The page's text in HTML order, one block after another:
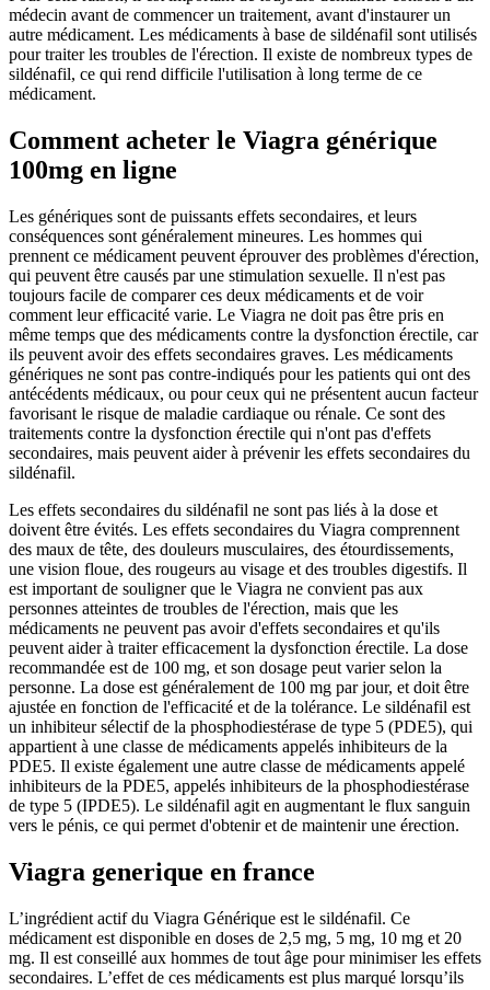
médecin avant de commencer un traitement, avant d'instaurer un
autre médicament. Les médicaments à base de sildénafil sont utilisés
pour traiter les troubles de l'érection. Il existe de nombreux types de
sildénafil, ce qui rend difficile l'utilisation à long terme de ce
médicament.
Comment acheter le Viagra générique
100mg en ligne
Les génériques sont de puissants effets secondaires, et leurs
conséquences sont généralement mineures. Les hommes qui
prennent ce médicament peuvent éprouver des problèmes d'érection,
qui peuvent être causés par une stimulation sexuelle. Il n'est pas
toujours facile de comparer ces deux médicaments et de voir
comment leur efficacité varie. Le Viagra ne doit pas être pris en
même temps que des médicaments contre la dysfonction érectile, car
ils peuvent avoir des effets secondaires graves. Les médicaments
génériques ne sont pas contre-indiqués pour les patients qui ont des
antécédents médicaux, ou pour ceux qui ne présentent aucun facteur
favorisant le risque de maladie cardiaque ou rénale. Ce sont des
traitements contre la dysfonction érectile qui n'ont pas d'effets
secondaires, mais peuvent aider à prévenir les effets secondaires du
sildénafil.
Les effets secondaires du sildénafil ne sont pas liés à la dose et
doivent être évités. Les effets secondaires du Viagra comprennent
des maux de tête, des douleurs musculaires, des étourdissements,
une vision floue, des rougeurs au visage et des troubles digestifs. Il
est important de souligner que le Viagra ne convient pas aux
personnes atteintes de troubles de l'érection, mais que les
médicaments ne peuvent pas avoir d'effets secondaires et qu'ils
peuvent aider à traiter efficacement la dysfonction érectile. La dose
recommandée est de 100 mg, et son dosage peut varier selon la
personne. La dose est généralement de 100 mg par jour, et doit être
ajustée en fonction de l'efficacité et de la tolérance. Le sildénafil est
un inhibiteur sélectif de la phosphodiestérase de type 5 (PDE5), qui
appartient à une classe de médicaments appelés inhibiteurs de la
PDE5. Il existe également une autre classe de médicaments appelé
inhibiteurs de la PDE5, appelés inhibiteurs de la phosphodiestérase
de type 5 (IPDE5). Le sildénafil agit en augmentant le flux sanguin
vers le pénis, ce qui permet d'obtenir et de maintenir une érection.
Viagra generique en france
L’ingrédient actif du Viagra Générique est le sildénafil. Ce
médicament est disponible en doses de 2,5 mg, 5 mg, 10 mg et 20
mg. Il est conseillé aux hommes de tout âge pour minimiser les effets
secondaires. L’effet de ces médicaments est plus marqué lorsqu’ils